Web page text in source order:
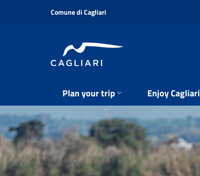
Comune di Cagliari
Plan your trip Enjoy Cagliari